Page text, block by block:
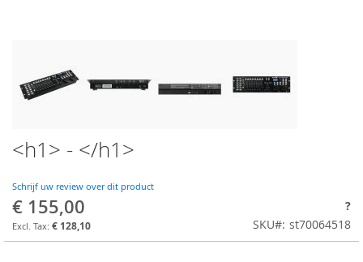
<h1> - </h1>
Schrijf uw review over dit product
€ 155,00
€ 128,10
?
SKU
st70064518